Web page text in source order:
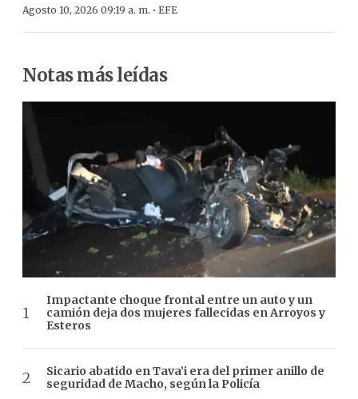
Agosto 10, 2026 09:19 a. m. · EFE
Notas más leídas
Impactante choque frontal entre un auto y un
camión deja dos mujeres fallecidas en Arroyos y
Esteros
Sicario abatido en Tava’i era del primer anillo de
seguridad de Macho, según la Policía